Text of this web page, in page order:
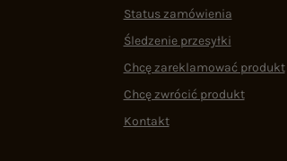
Status zamówienia
Śledzenie przesyłki
Chcę zareklamować produkt
Chcę zwrócić produkt
Kontakt